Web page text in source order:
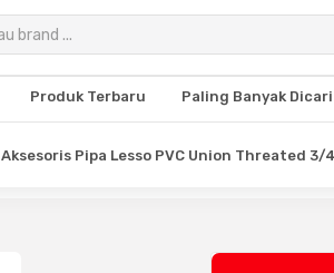
Produk Terbaru Paling Banyak Dicari
Aksesoris Pipa Lesso PVC Union Threated 3/